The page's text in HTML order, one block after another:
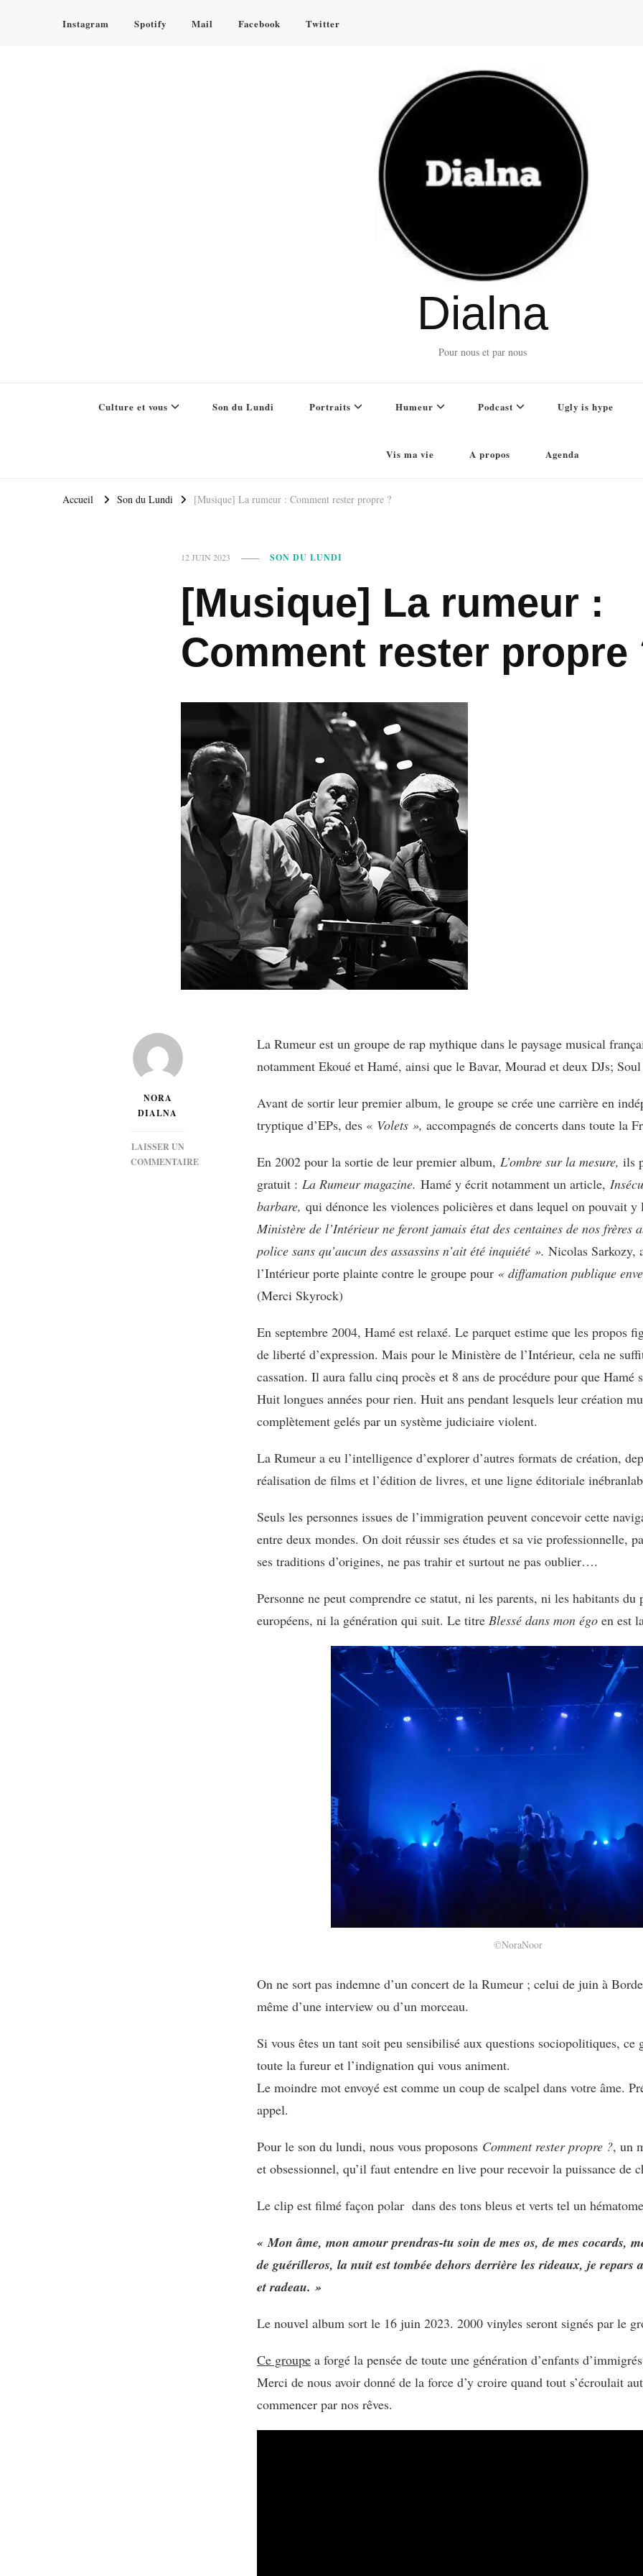
Instagram Spotify Mail Facebook Twitter
Dialna
Pour nous et par nous
Culture et vous Son du Lundi Portraits Humeur Podcast Ugly is hype
Vis ma vie A propos Agenda
Accueil Son du Lundi [Musique] La rumeur : Comment rester propre ?
12 JUIN 2023 SON DU LUNDI
[Musique] La rumeur :
Comment rester propre
NORA
DIALNA
LAISSER UN
COMMENTAIRE
La Rumeur est un groupe de rap mythique dans le paysage musical
notamment Ekoué et Hamé, ainsi que le Bavar, Mourad et deux DJs;
Avant de sortir leur premier album, le groupe se crée une carrière en
tryptique d’EPs, des « Volets », accompagnés de concerts dans toute la
En 2002 pour la sortie de leur premier album, L’ombre sur la mesure, ils
gratuit : La Rumeur magazine. Hamé y écrit notamment un article,
barbare, qui dénonce les violences policières et dans lequel on pouvait
Ministère de l’Intérieur ne feront jamais état des centaines de nos frères
police sans qu’aucun des assassins n’ait été inquiété ». Nicolas Sarkozy,
l’Intérieur porte plainte contre le groupe pour « diffamation publique
(Merci Skyrock)
En septembre 2004, Hamé est relaxé. Le parquet estime que les propos
de liberté d’expression. Mais pour le Ministère de l’Intérieur, cela ne
cassation. Il aura fallu cinq procès et 8 ans de procédure pour que Hamé
Huit longues années pour rien. Huit ans pendant lesquels leur création
complètement gelés par un système judiciaire violent.
La Rumeur a eu l’intelligence d’explorer d’autres formats de création,
réalisation de films et l’édition de livres, et une ligne éditoriale
Seuls les personnes issues de l’immigration peuvent concevoir cette
entre deux mondes. On doit réussir ses études et sa vie professionnelle,
ses traditions d’origines, ne pas trahir et surtout ne pas oublier….
Personne ne peut comprendre ce statut, ni les parents, ni les habitants
européens, ni la génération qui suit. Le titre Blessé dans mon égo en est
©NoraNoor
On ne sort pas indemne d’un concert de la Rumeur ; celui de juin à
même d’une interview ou d’un morceau.
Si vous êtes un tant soit peu sensibilisé aux questions sociopolitiques, ce
toute la fureur et l’indignation qui vous animent.
Le moindre mot envoyé est comme un coup de scalpel dans votre âme.
appel.
Pour le son du lundi, nous vous proposons Comment rester propre ?, un
et obsessionnel, qu’il faut entendre en live pour recevoir la puissance de
Le clip est filmé façon polar dans des tons bleus et verts tel un
« Mon âme, mon amour prendras-tu soin de mes os, de mes cocards,
de guérilleros, la nuit est tombée dehors derrière les rideaux, je repars
et radeau. »
Le nouvel album sort le 16 juin 2023. 2000 vinyles seront signés par le
Ce groupe a forgé la pensée de toute une génération d’enfants
Merci de nous avoir donné de la force d’y croire quand tout s’écroulait
commencer par nos rêves.